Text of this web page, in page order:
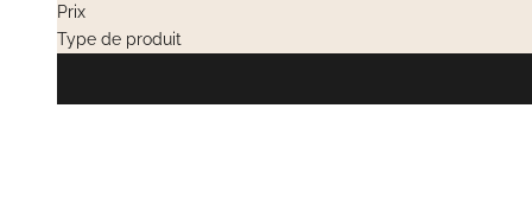
Prix
Type de produit